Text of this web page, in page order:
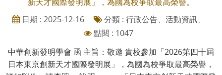
日期 : 2025-12-16
分類 : 行政公告、活動資訊、
點閱 : 1047
中華創新發明學會 函 主旨：敬邀 貴校參加「2026第四十屆
日本東京創新天才國際發明展」，為國為校爭取最高榮譽，